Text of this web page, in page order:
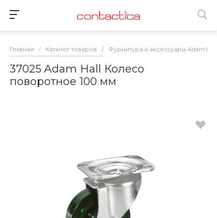
Главная / Каталог товаров / Фурнитура и аксессуары Adam Hall
37025 Adam Hall Колесо
поворотное 100 мм